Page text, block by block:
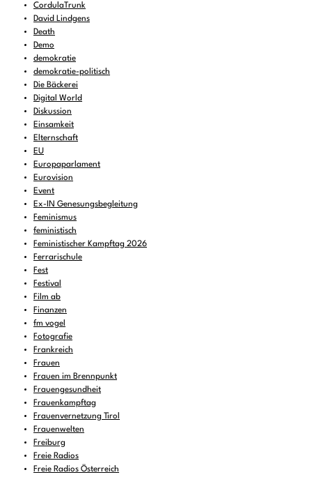
CordulaTrunk
David Lindgens
Death
Demo
demokratie
demokratie-politisch
Die Bäckerei
Digital World
Diskussion
Einsamkeit
Elternschaft
EU
Europaparlament
Eurovision
Event
Ex-IN Genesungsbegleitung
Feminismus
feministisch
Feministischer Kampftag 2026
Ferrarischule
Fest
Festival
Film ab
Finanzen
fm vogel
Fotografie
Frankreich
Frauen
Frauen im Brennpunkt
Frauengesundheit
Frauenkampftag
Frauenvernetzung Tirol
Frauenwelten
Freiburg
Freie Radios
Freie Radios Österreich